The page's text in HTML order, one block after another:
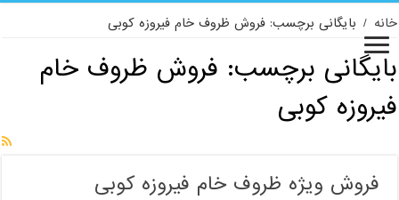
خانه / بایگانی برچسب: فروش ظروف خام فیروزه کوبی
بایگانی برچسب: فروش ظروف خام
فیروزه کوبی
فروش ویژه ظروف خام فیروزه کوبی